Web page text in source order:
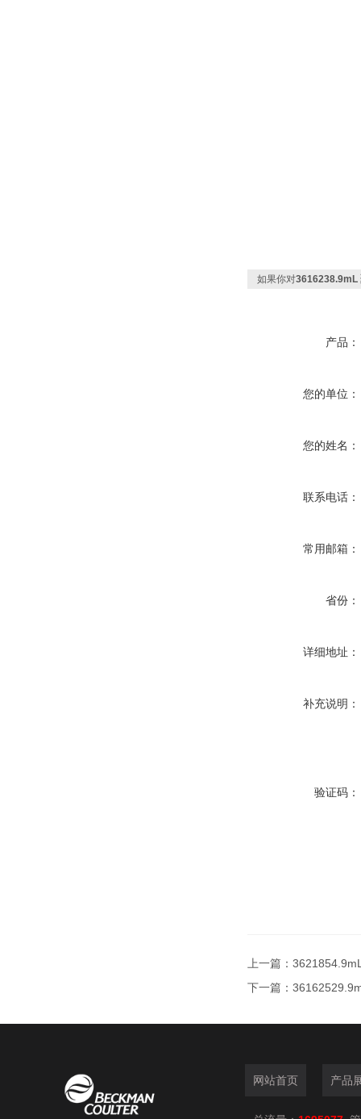
如果你对3616238.9mL
产品：
您的单位：
您的姓名：
联系电话：
常用邮箱：
省份：
详细地址：
补充说明：
验证码：
上一篇：
下一篇：
网站首页 产品